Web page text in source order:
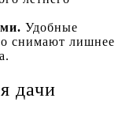
Удобные
снимают лишнее
дачи